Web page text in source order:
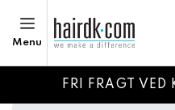
Menu
FRI FRAGT